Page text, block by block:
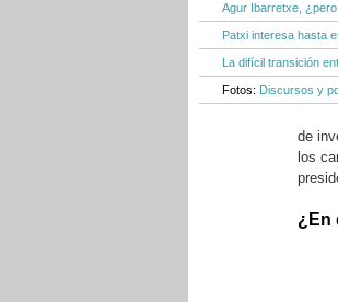
Agur Ibarretxe,
Patxi interesa hasta
La difícil transición
Fotos: Discursos y
de
los
¿En